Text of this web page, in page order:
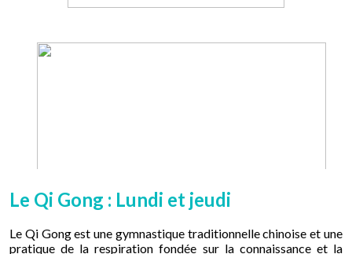
Le Qi Gong : Lundi et jeudi
Le Qi Gong est une gymnastique traditionnelle chinoise et une
pratique de la respiration fondée sur la connaissance et la